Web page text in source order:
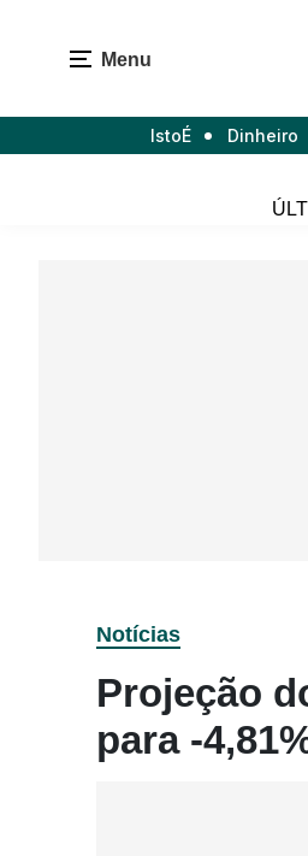
Menu
IstoÉ Dinheiro
Notícias
Projeção
para -